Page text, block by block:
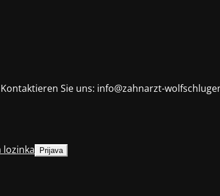
Sie uns: info@zahnarzt-
lozinka